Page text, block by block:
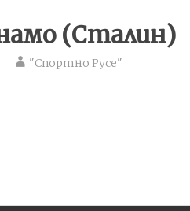
(Сталин)
"Спортно Русе"